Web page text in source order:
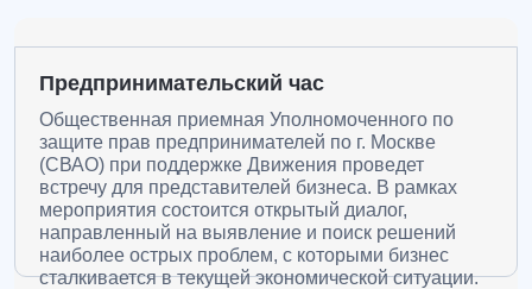
Предпринимательский час
Общественная приемная Уполномоченного по
защите прав предпринимателей по г. Москве
(СВАО) при поддержке Движения проведет
встречу для представителей бизнеса. В рамках
мероприятия состоится открытый диалог,
направленный на выявление и поиск решений
наиболее острых проблем, с которыми бизнес
сталкивается в текущей экономической ситуации.